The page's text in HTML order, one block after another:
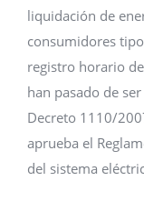
liquidación de
consumidores
registro horario
han pasado de
Decreto 1110/
aprueba el
del sistema